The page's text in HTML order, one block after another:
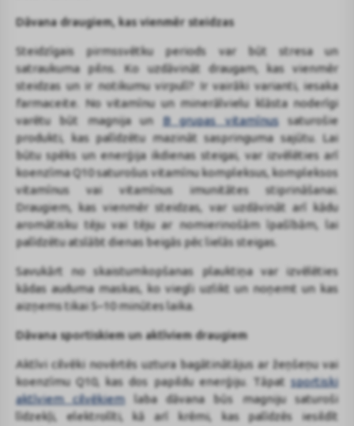
Dāvana draugiem, kas vienmēr steidzas
Steidzīgais pirmssvētku periods var būt stresa un
satraukuma pilns. Ko uzdāvināt draugam, kas vienmēr
steidzas un ir notikumu virpulī? Ir vairāki varianti, iesaka
farmaceite. No vitamīnu un minerālvielu klāsta noderīgi
varētu būt magnija un B grupas vitamīnussaturošie
produkti, kas palīdzētu mazināt saspringuma sajūtu. Lai
būtu spēks un enerģija ikdienas steigai, var izvēlēties arī
koenzīma Q10 saturošus vitamīnu kompleksus, kompleksos
vitamīnus vai vitamīnus imunitātes stiprināšanai.
Draugiem, kas vienmēr steidzas, var uzdāvināt arī kādu
aromātisku tēju vai tēju ar nomierinošām īpašībām, lai
palīdzētu atslābt dienas beigās pēc lielās steigas.
Savukārt no skaistumkopšanas plauktiņa var izvēlēties
kādas auduma maskas, ko viegli uzlikt un noņemt un kas
aizņems tikai 5–10 minūtes laika.
Dāvana sportiskiem un aktīviem draugiem
Aktīvi cilvēki novērtēs uztura bagātinātājus ar žeņšeņu vai
koenzīmu Q10, kas dos papildu enerģiju. Tāpat sportiski
aktīviem cilvēkiemlaba dāvana būs magniju saturoši
līdzekļi, elektrolīti, kā arī krēmi, kas palīdzēs iesildīt